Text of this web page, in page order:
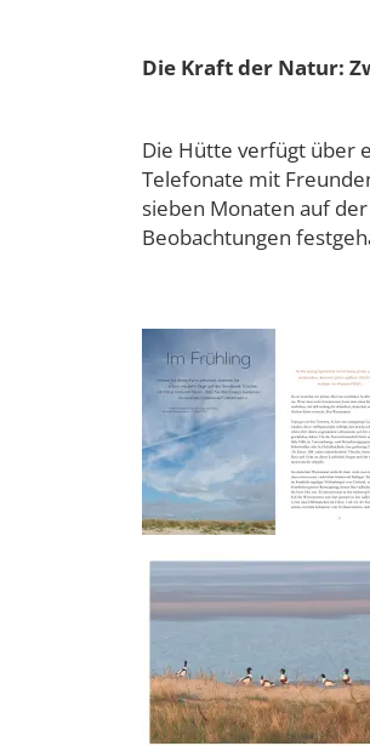
Die Kraft der Natur:
Die Hütte verfügt über
Telefonate mit
sieben Monaten auf
Beobachtungen